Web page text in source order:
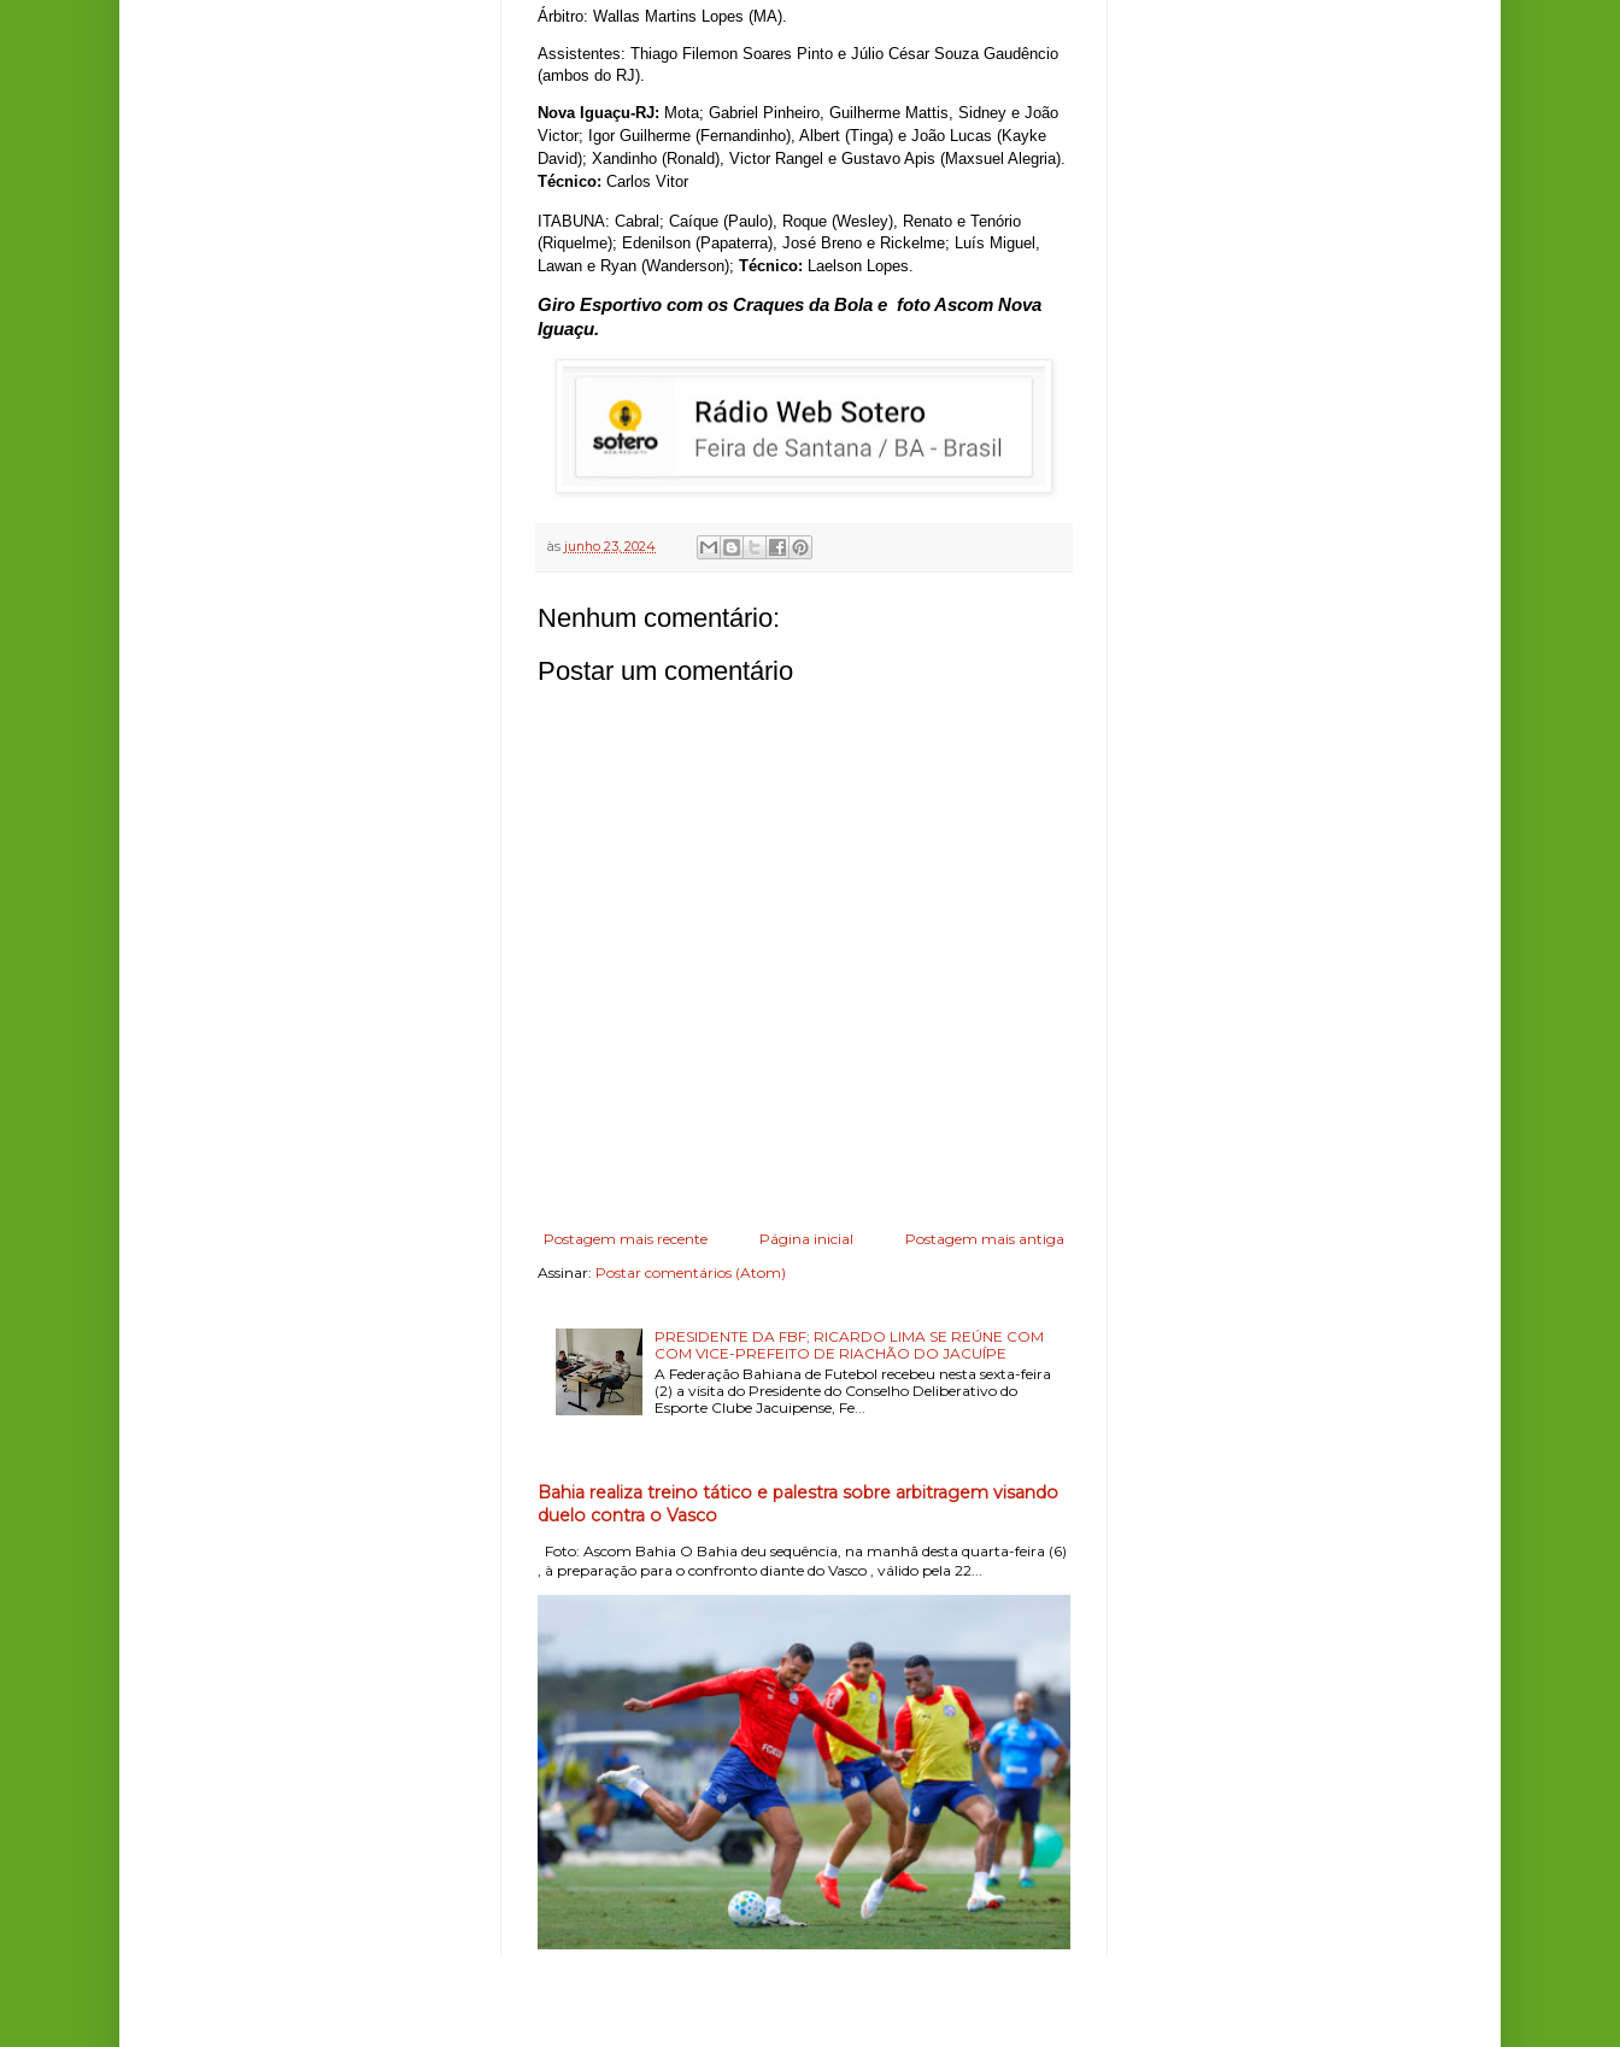
Árbitro: Wallas Martins Lopes (MA).
Assistentes: Thiago Filemon Soares Pinto e Júlio César Souza Gaudêncio
(ambos do RJ).
Nova Iguaçu-RJ: Mota; Gabriel Pinheiro, Guilherme Mattis, Sidney e João
Victor; Igor Guilherme (Fernandinho), Albert (Tinga) e João Lucas (Kayke
David); Xandinho (Ronald), Victor Rangel e Gustavo Apis (Maxsuel Alegria).
Técnico: Carlos Vitor
ITABUNA: Cabral; Caíque (Paulo), Roque (Wesley), Renato e Tenório
(Riquelme); Edenilson (Papaterra), José Breno e Rickelme; Luís Miguel,
Lawan e Ryan (Wanderson); Técnico: Laelson Lopes.
Giro Esportivo com os Craques da Bola e foto Ascom Nova
Iguaçu.
às junho 23, 2024
Nenhum comentário:
Postar um comentário
Postagem mais recente Postagem mais antiga
Página inicial
Assinar: Postar comentários (Atom)
PRESIDENTE DA FBF; RICARDO LIMA SE REÚNE COM
COM VICE-PREFEITO DE RIACHÃO DO JACUÍPE
A Federação Bahiana de Futebol recebeu nesta sexta-feira
(2) a visita do Presidente do Conselho Deliberativo do
Esporte Clube Jacuipense, Fe...
Bahia realiza treino tático e palestra sobre arbitragem visando
duelo contra o Vasco
Foto: Ascom Bahia O Bahia deu sequência, na manhã desta quarta-feira (6)
, à preparação para o confronto diante do Vasco , válido pela 22...